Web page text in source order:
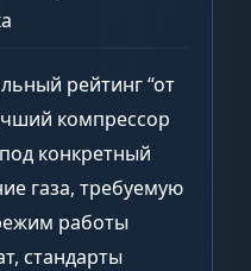
рейтинг “от
компрессор
конкретный
газа, требуемую
работы
стандарты